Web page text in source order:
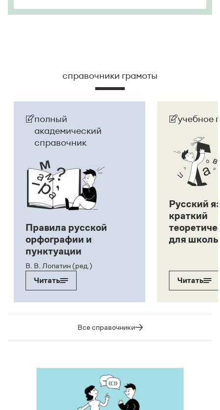
справочники грамоты
полный
академический
справочник
Правила русской
орфографии и
пунктуации
В. В. Лопатин (ред.)
Читать
учебное
Русский
краткий
для
Читать
Все справочники